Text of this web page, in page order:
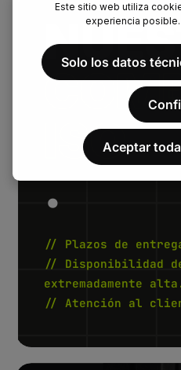
ISO
.
// Plazos de
// Disponibilidad
extremadamente
// Atención al
Este sitio web utiliza
experiencia posible.
Solo los datos
Aceptar